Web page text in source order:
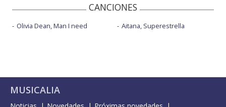
CANCIONES
Olivia Dean, Man I need Aitana, Superestrella
MUSICALIA